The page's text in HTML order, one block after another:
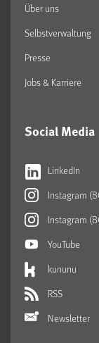
Über uns
Selbstverwaltung
Presse
Jobs & Karriere
Social Media
LinkedIn
Instagram
Instagram
YouTube
kununu
RSS
Newsletter